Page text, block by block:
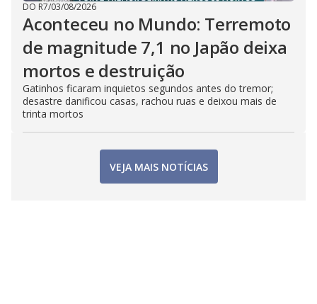
DO R7/03/08/2026
Aconteceu no Mundo: Terremoto
de magnitude 7,1 no Japão deixa
mortos e destruição
Gatinhos ficaram inquietos segundos antes do tremor;
desastre danificou casas, rachou ruas e deixou mais de
trinta mortos
VEJA MAIS NOTÍCIAS